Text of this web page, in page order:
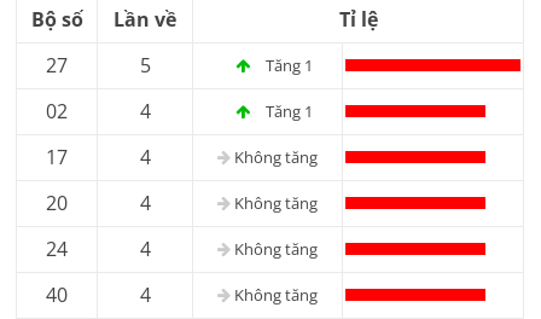
Bộ số Lần về
Tỉ lệ
27
5 Tăng 1
02 4 Tăng 1
17 4 Không tăng
20 4 Không tăng
24 4 Không tăng
40 4 Không tăng